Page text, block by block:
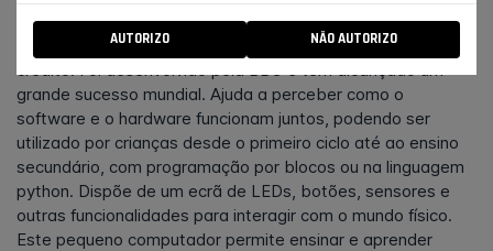
AUTORIZO NÃO AUTORIZO
O micro:bit é um computador de bolso, contido numa
pequena placa, com dimensão menor que a um cartão de
grande sucesso mundial. Ajuda a perceber como o
software e o hardware funcionam juntos, podendo ser
utilizado por crianças desde o primeiro ciclo até ao ensino
secundário, com programação por blocos ou na linguagem
python. Dispõe de um ecrã de LEDs, botões, sensores e
outras funcionalidades para interagir com o mundo físico.
Este pequeno computador permite ensinar e aprender